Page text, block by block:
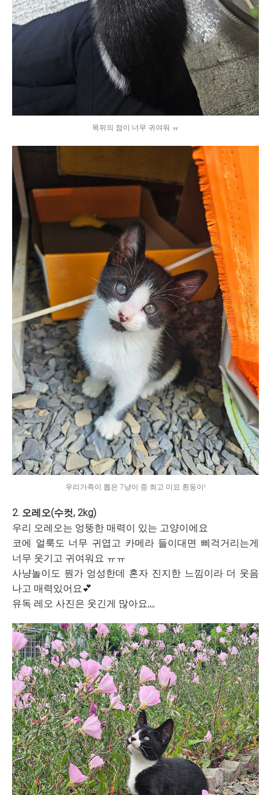
목뒤의 점이 너무 귀여워 ㅠ
우리가족이 뽑은 7냥이 중 최고 미묘 흰둥이!
2. 오레오(수컷, 2kg)
우리 오레오는 엉뚱한 매력이 있는 고양이에요
코에 얼룩도 너무 귀엽고 카메라 들이대면 삐걱거리는게
너무 웃기고 귀여워요 ㅠㅠ
사냥놀이도 뭔가 엉성한데 혼자 진지한 느낌이라 더 웃음
나고 매력있어요💕
유독 레오 사진은 웃긴게 많아요,,,,